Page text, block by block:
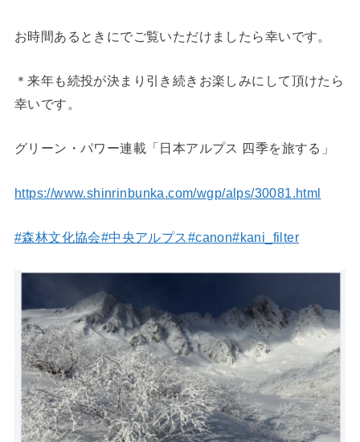
お時間あるときにでご覧いただけましたら幸いです。
＊来年も続投が決まり引き続きお楽しみにして頂けたら
幸いです。
グリーン・パワー連載「日本アルプス 四季を旅する」
https://www.shinrinbunka.com/wgp/alps/30081.html
#森林文化協会#中央アルプス#canon#kani_filter